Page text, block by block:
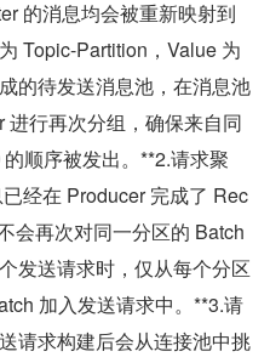
的消息均会被重新映射到
Topic-Partition，Value 为
的待发送消息池，在消息池
行再次分组，确保来自同
顺序被发出。**2.请求聚
经在 Producer 完成了 Rec
会再次对同一分区的 Batch
发送请求时，仅从每个分区
加入发送请求中。**3.请
请求构建后会从连接池中挑